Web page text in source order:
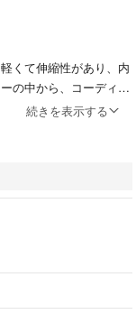
くて伸縮性があり、内
の中から、コーディネ
す。続きを表示する